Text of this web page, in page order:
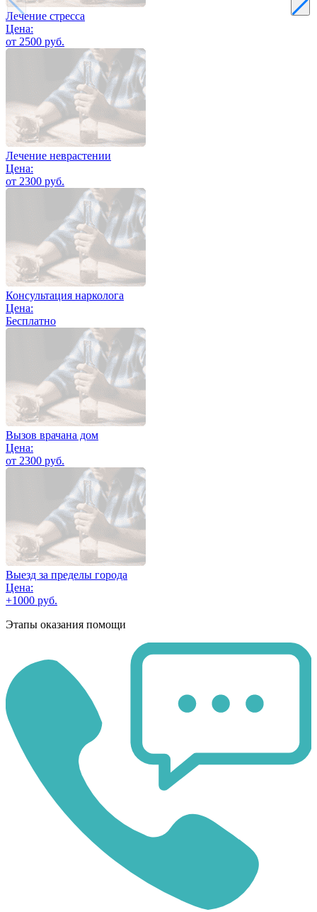
Лечение стресса
Цена:
от 2500 руб.
Лечение неврастении
Цена:
от 2300 руб.
Консультация нарколога
Цена:
Бесплатно
Вызов врачана дом
Цена:
от 2300 руб.
Выезд за пределы города
Цена:
+1000 руб.
Этапы оказания помощи